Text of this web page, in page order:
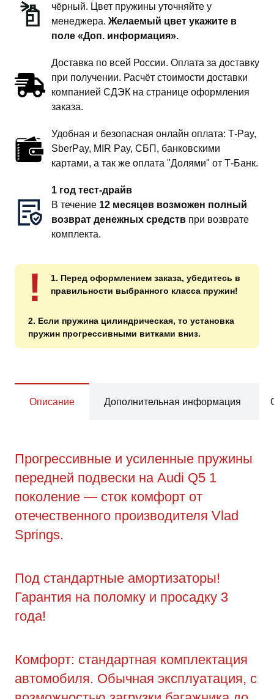
чёрный. Цвет пружины уточняйте у
менеджера. Желаемый цвет укажите в
поле «Доп. информация».
Доставка по всей России. Оплата за доставку
при получении. Расчёт стоимости доставки
компанией СДЭК на странице оформления
заказа.
Удобная и безопасная онлайн оплата: T‑Pay,
SberPay, MIR Pay, СБП, банковскими
картами, а так же оплата "Долями" от Т-Банк.
1 год тест-драйв
В течение 12 месяцев возможен полный
возврат денежных средств при возврате
комплекта.
!
1. Перед оформлением заказа, убедитесь в
правильности выбранного класса пружин!
2. Если пружина цилиндрическая, то установка
пружин прогрессивными витками вниз.
Описание Дополнительная информация
Прогрессивные и усиленные пружины
передней подвески на Audi Q5 1
поколение — сток комфорт от
отечественного производителя Vlad
Springs.
Под стандартные амортизаторы!
Гарантия на поломку и просадку 3
года!
Комфорт: стандартная комплектация
автомобиля. Обычная эксплуатация, с